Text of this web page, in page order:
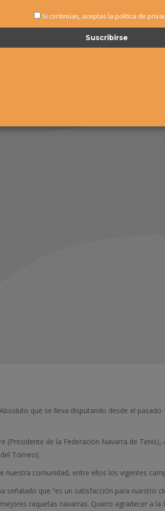
que se lleva disputando desde el
(Presidente de la Federación Navarra de
Torneo).
nuestra comunidad, entre ellos los vigentes
señalado que “es un satisfacción para
raquetas navarras. Quiero agradecer a
Si continúas, aceptas la política de